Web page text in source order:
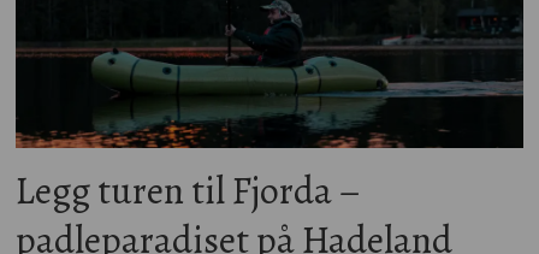
Legg turen til Fjorda –
padleparadiset på Hadeland